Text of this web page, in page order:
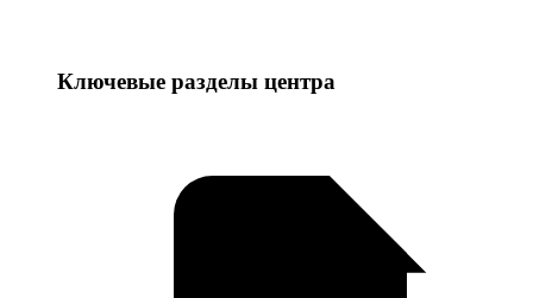
Ключевые разделы центра